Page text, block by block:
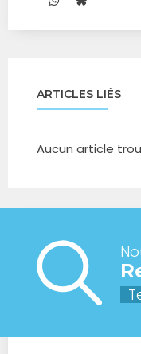
ARTICLES LIÉS
Aucun article